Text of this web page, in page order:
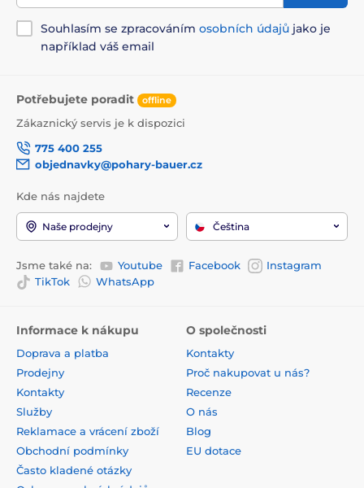
Souhlasím se zpracováním osobních údajů jako je
například váš email
Potřebujete poradit offline
Zákaznický servis je k dispozici
775 400 255
objednavky@pohary-bauer.cz
Kde nás najdete
Naše prodejny Čeština
Jsme také na: Youtube Facebook
Instagram
TikTok
WhatsApp
Informace k nákupu
Doprava a platba
Prodejny
Kontakty
Služby
Reklamace a vrácení zboží
Obchodní podmínky
Často kladené otázky
O společnosti
Kontakty
Proč nakupovat u nás?
Recenze
O nás
Blog
EU dotace